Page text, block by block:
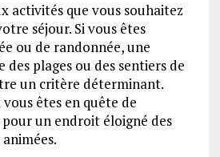
activités que vous souhaitez
séjour. Si vous êtes
ou de randonnée, une
plages ou des sentiers de
un critère déterminant.
êtes en quête de
un endroit éloigné des